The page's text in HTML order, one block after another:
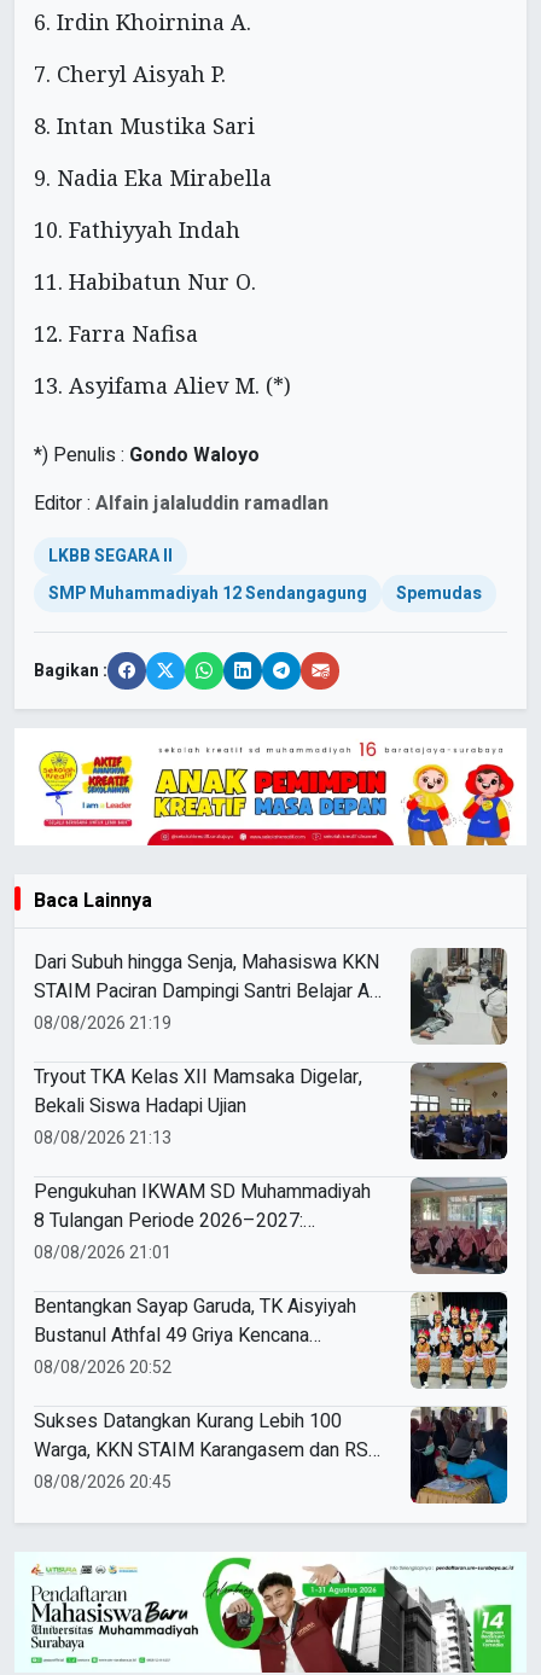
6. Irdin Khoirnina A.
7. Cheryl Aisyah P.
8. Intan Mustika Sari
9. Nadia Eka Mirabella
10. Fathiyyah Indah
11. Habibatun Nur O.
12. Farra Nafisa
13. Asyifama Aliev M. (*)
*) Penulis : Gondo Waloyo
Editor : Alfain jalaluddin ramadlan
LKBB SEGARA II
SMP Muhammadiyah 12 Sendangagung
Spemudas
Bagikan :
Baca Lainnya
Dari Subuh hingga Senja, Mahasiswa KKN
STAIM Paciran Dampingi Santri Belajar Al-
Qur’an dan Kitab di Tamanprijek
08/08/2026 21:19
Tryout TKA Kelas XII Mamsaka Digelar,
Bekali Siswa Hadapi Ujian
08/08/2026 21:13
Pengukuhan IKWAM SD Muhammadiyah
8 Tulangan Periode 2026–2027:
Bersinergi Mewujudkan Sekolah Hebat
08/08/2026 21:01
Bentangkan Sayap Garuda, TK Aisyiyah
Bustanul Athfal 49 Griya Kencana
Driyorejo Perdana Ikut Karnaval Budaya di
08/08/2026 20:52
Sukses Datangkan Kurang Lebih 100
Warga, KKN STAIM Karangasem dan RS
Arsy Gelar Cek Kesehatan Gratis di
08/08/2026 20:45